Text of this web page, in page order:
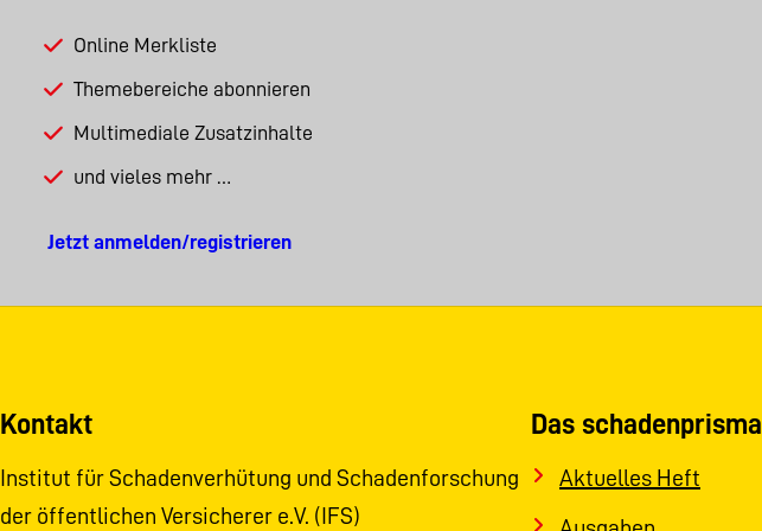
Online Merkliste
Themebereiche abonnieren
Multimediale Zusatzinhalte
und vieles mehr …
Jetzt anmelden/registrieren
Kontakt
Institut für Schadenverhütung und Schadenforschung
der öffentlichen Versicherer e.V. (IFS)
Das schadenprisma
Aktuelles Heft